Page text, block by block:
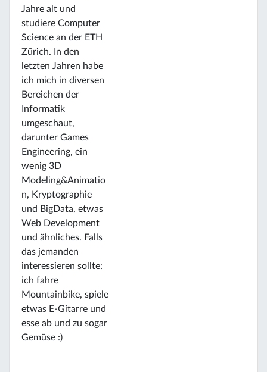
Jahre alt und
studiere Computer
Science an der ETH
Zürich. In den
letzten Jahren habe
ich mich in diversen
Bereichen der
Informatik
umgeschaut,
darunter Games
Engineering, ein
wenig 3D
Modeling&Animatio
n, Kryptographie
und BigData, etwas
Web Development
und ähnliches. Falls
das jemanden
interessieren sollte:
ich fahre
Mountainbike, spiele
etwas E-Gitarre und
esse ab und zu sogar
Gemüse :)